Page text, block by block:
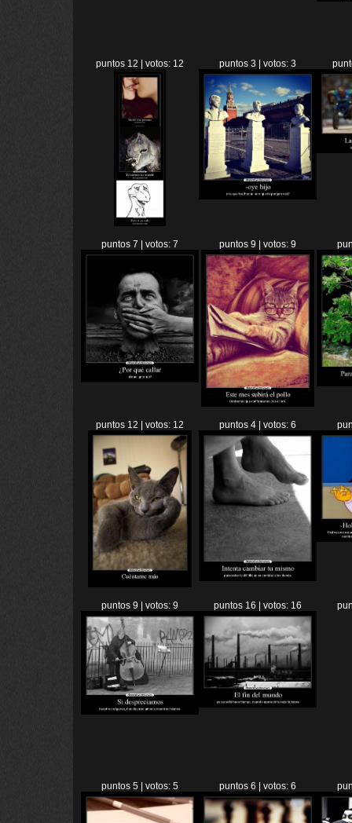
puntos 12 | votos: 12 puntos 3 | votos: 3
puntos 7 | votos: 7 puntos 9 | votos: 9
puntos 12 | votos: 12 puntos 4 | votos: 6
puntos 9 | votos: 9 puntos 16 | votos: 16
puntos 5 | votos: 5 puntos 6 | votos: 6